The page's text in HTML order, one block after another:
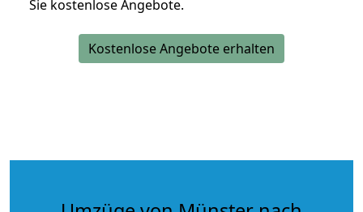
Sie kostenlose Angebote.
Kostenlose Angebote erhalten